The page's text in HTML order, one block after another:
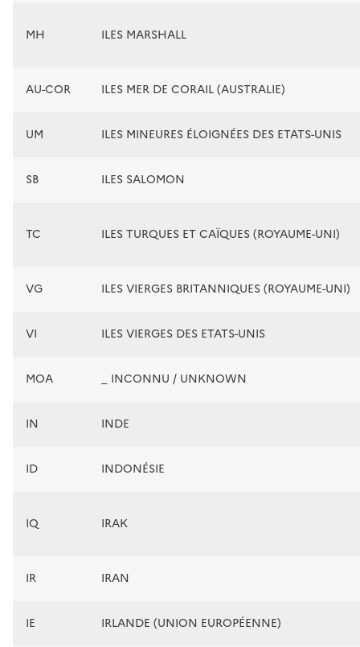
MH ILES MARSHALL
AU-COR ILES MER DE CORAIL (AUSTRALIE)
UM ILES MINEURES ÉLOIGNÉES DES ETATS-UNIS
SB ILES SALOMON
TC ILES TURQUES ET CAÏQUES (ROYAUME-UNI)
VG ILES VIERGES BRITANNIQUES (ROYAUME-UNI)
VI ILES VIERGES DES ETATS-UNIS
MOA _ INCONNU / UNKNOWN
IN INDE
ID INDONÉSIE
IQ IRAK
IR IRAN
IE IRLANDE (UNION EUROPÉENNE)